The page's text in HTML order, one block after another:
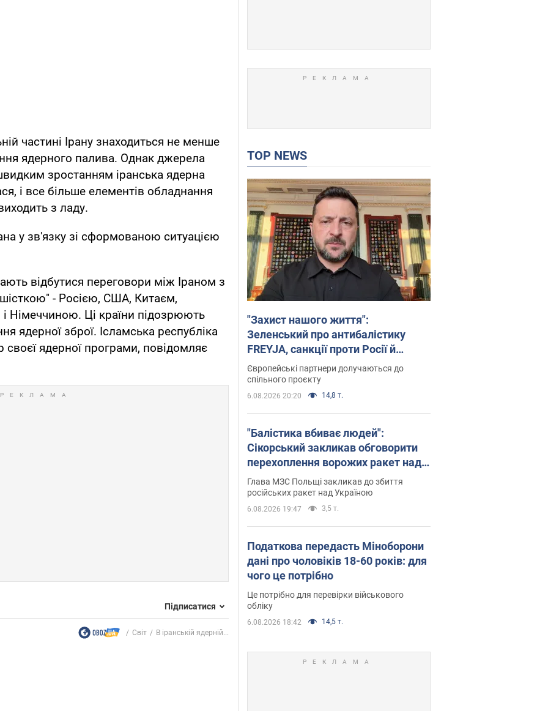
частині Ірану знаходиться не менше
ядерного палива. Однак джерела
зростанням іранська ядерна
і все більше елементів обладнання
з ладу.
у зв'язку зі сформованою ситуацією
відбутися переговори між Іраном з
шісткою" - Росією, США, Китаєм,
Німеччиною. Ці країни підозрюють
ядерної зброї. Ісламська республіка
ядерної програми, повідомляє
Підписатися
Світ В іранській ядерній...
TOP NEWS
"Захист нашого життя":
Зеленський про антибалістику
FREYJA, санкції проти Росії й
підтримку аграріїв. Відео
Європейські партнери долучаються до
спільного проєкту
6.08.2026 20:20 14,8 т.
"Балістика вбиває людей":
Сікорський закликав обговорити
перехоплення ворожих ракет над
Україною
Глава МЗС Польщі закликав до збиття
російських ракет над Україною
6.08.2026 19:47 3,5 т.
Податкова передасть Міноборони
дані про чоловіків 18-60 років: для
чого це потрібно
Це потрібно для перевірки військового
обліку
6.08.2026 18:42 14,5 т.